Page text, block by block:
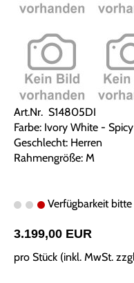
Art.Nr. S14805DI
Farbe: Ivory White -
Geschlecht: Herren
Rahmengröße: M
Verfügbarkeit
3.199,00 EUR
pro Stück (inkl. MwSt.